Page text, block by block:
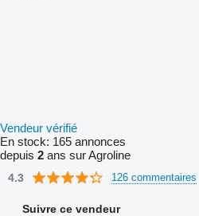
Vendeur vérifié
En stock: 165 annonces
depuis 2 ans sur Agroline
4.3 126 commentaires
Suivre ce vendeur